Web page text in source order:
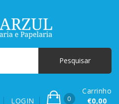
LOGIN 0
Carrinho
€0,00